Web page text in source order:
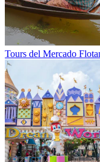
Tours del Mercado